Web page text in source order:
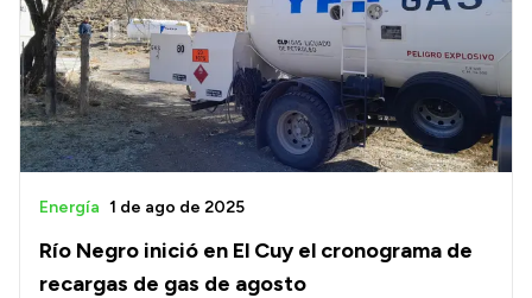
Río Negro inició en El Cuy el cronograma de
recargas de gas de agosto
Energía 1 de ago de 2025